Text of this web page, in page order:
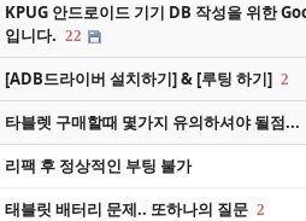
KPUG 안드로이드 기기 DB 작성을 위한
입니다. 22
[ADB드라이버 설치하기] & [루팅 하기] 2
타블렛 구매할때 몇가지 유의하셔야 될점...
리팩 후 정상적인 부팅 불가
태블릿 배터리 문제.. 또하나의 질문 2